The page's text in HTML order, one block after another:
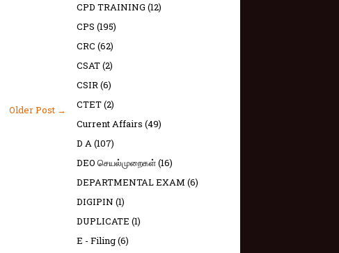
Older Post →
CPD TRAINING (12)
CPS (195)
CRC (62)
CSAT(2)
CSIR(6)
CTET(2)
Current Affairs (49)
D A(107)
DEO செயல்முறைகள்(16)
DEPARTMENTAL EXAM (6)
DIGIPIN (1)
DUPLICATE (1)
E - Filing(6)